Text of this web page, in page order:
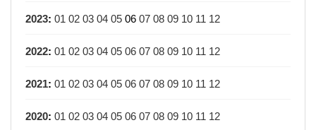
2023: 01 02 03 04 05 06 07 08 09 10 11 12
2022: 01 02 03 04 05 06 07 08 09 10 11 12
2021: 01 02 03 04 05 06 07 08 09 10 11 12
2020: 01 02 03 04 05 06 07 08 09 10 11 12